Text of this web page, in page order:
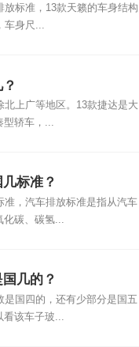
放标准，13款天籁的车身结构
车身尺...
北上广等地区。13款捷达是大
型轿车，...
标准？
准，汽车排放标准是指从汽车
碳、碳氢...
几的？
是国四的，还有少部分是国五
该车子玻...